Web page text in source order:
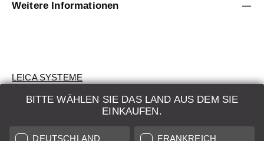
BITTE WÄHLEN SIE DAS LAND AUS DEM SIE
EINKAUFEN.
DEUTSCHLAND FRANKREICH
Weitere Informationen
LEICA SYSTEME
BEWERTUNG